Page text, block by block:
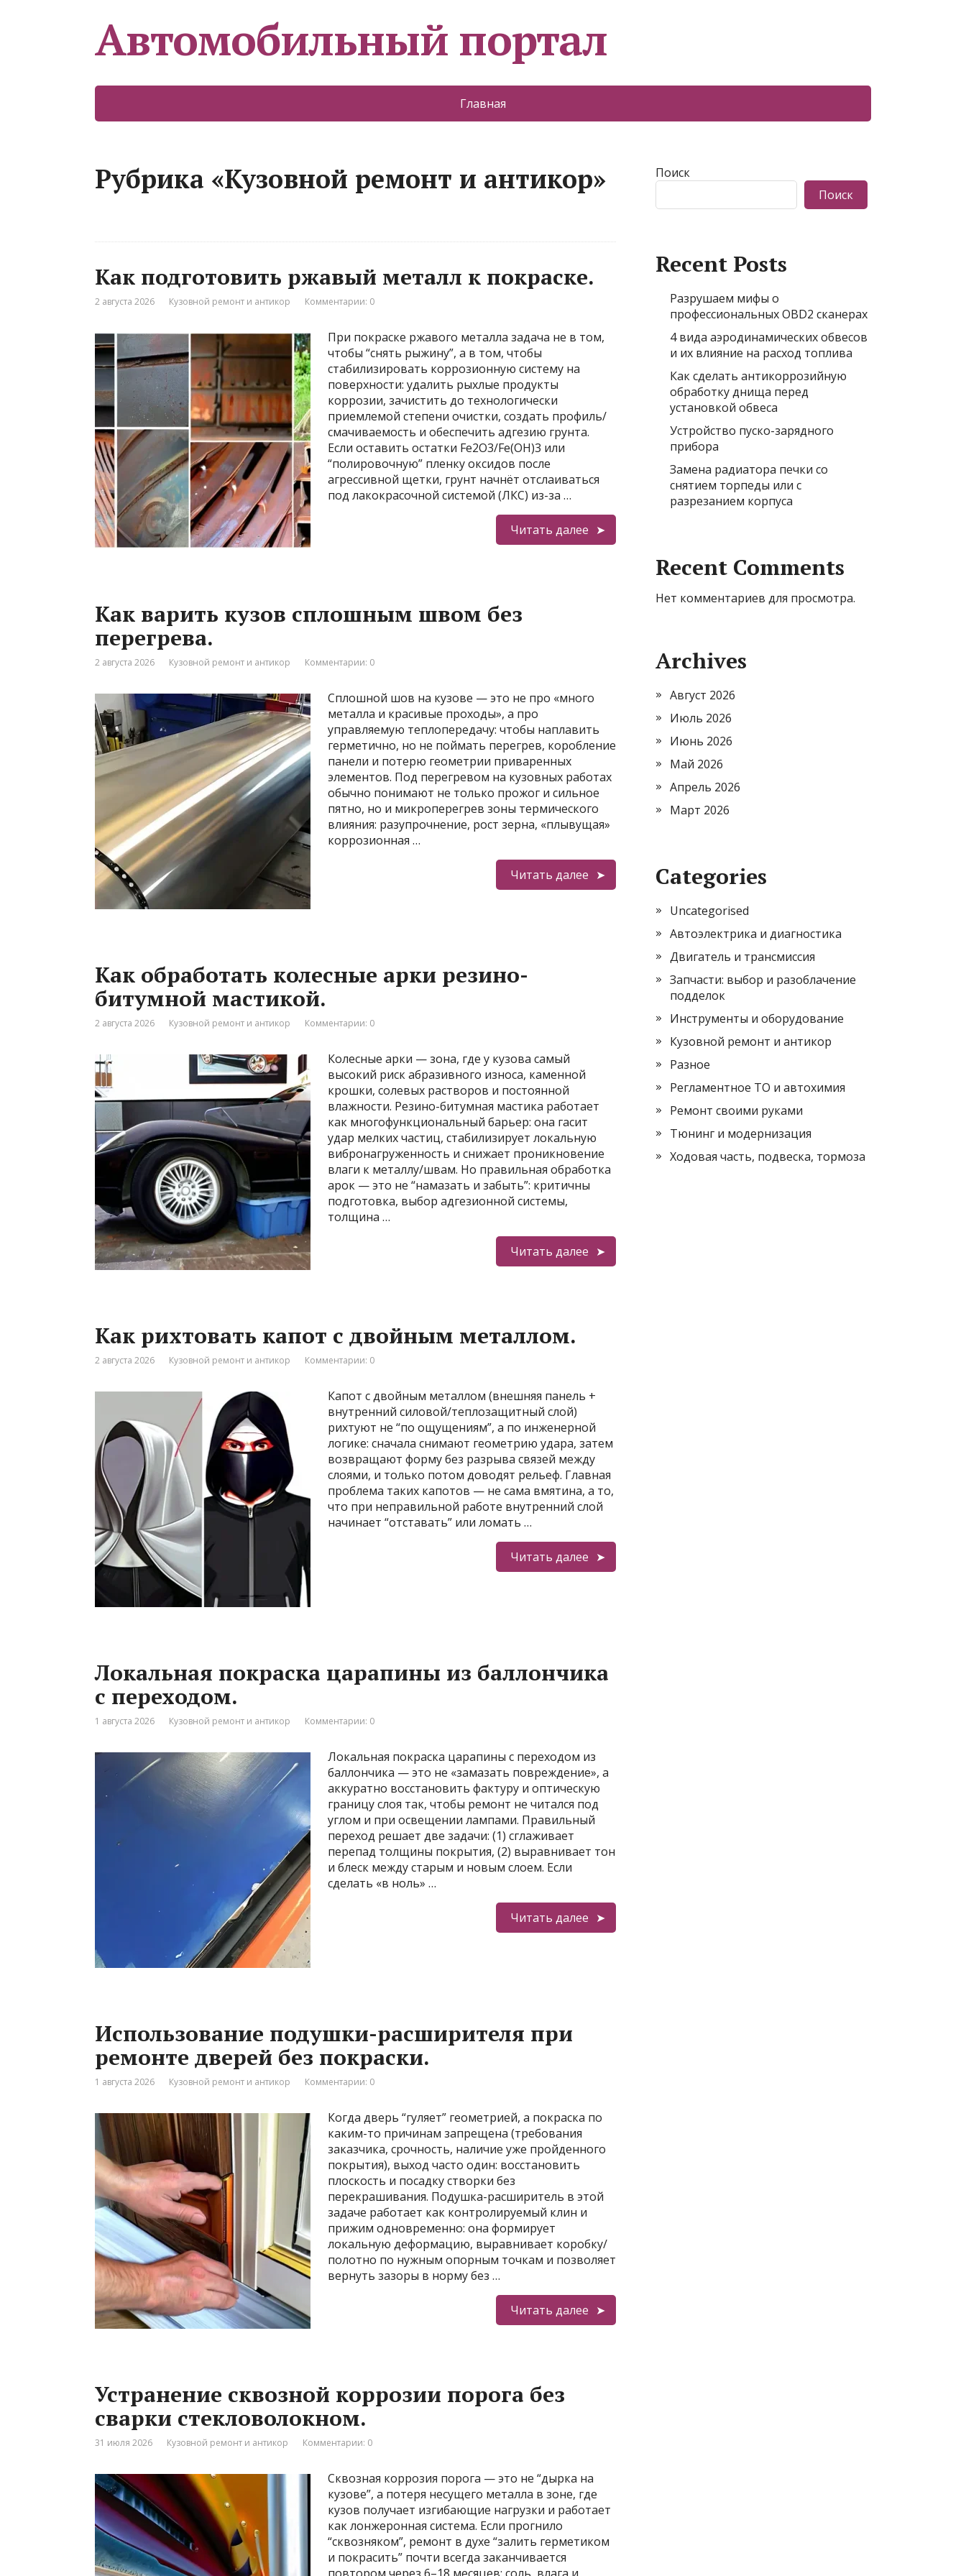
Автомобильный портал
Главная
Рубрика «Кузовной ремонт и антикор»
Как подготовить ржавый металл к покраске.
2 августа 2026 Кузовной ремонт и антикор Комментарии: 0
При покраске ржавого металла задача не в том,
чтобы “снять рыжину”, а в том, чтобы
стабилизировать коррозионную систему на
поверхности: удалить рыхлые продукты
коррозии, зачистить до технологически
приемлемой степени очистки, создать профиль/
смачиваемость и обеспечить адгезию грунта.
Если оставить остатки Fe2O3/Fe(OH)3 или
“полировочную” пленку оксидов после
агрессивной щетки, грунт начнёт отслаиваться
под лакокрасочной системой (ЛКС) из-за …
Читать далее
Как варить кузов сплошным швом без
перегрева.
2 августа 2026 Кузовной ремонт и антикор Комментарии: 0
Сплошной шов на кузове — это не про «много
металла и красивые проходы», а про
управляемую теплопередачу: чтобы наплавить
герметично, но не поймать перегрев, коробление
панели и потерю геометрии приваренных
элементов. Под перегревом на кузовных работах
обычно понимают не только прожог и сильное
пятно, но и микроперегрев зоны термического
влияния: разупрочнение, рост зерна, «плывущая»
коррозионная …
Читать далее
Как обработать колесные арки резино-
битумной мастикой.
2 августа 2026 Кузовной ремонт и антикор Комментарии: 0
Колесные арки — зона, где у кузова самый
высокий риск абразивного износа, каменной
крошки, солевых растворов и постоянной
влажности. Резино-битумная мастика работает
как многофункциональный барьер: она гасит
удар мелких частиц, стабилизирует локальную
вибронагруженность и снижает проникновение
влаги к металлу/швам. Но правильная обработка
арок — это не “намазать и забыть”: критичны
подготовка, выбор адгезионной системы,
толщина …
Читать далее
Как рихтовать капот с двойным металлом.
2 августа 2026 Кузовной ремонт и антикор Комментарии: 0
Капот с двойным металлом (внешняя панель +
внутренний силовой/теплозащитный слой)
рихтуют не “по ощущениям”, а по инженерной
логике: сначала снимают геометрию удара, затем
возвращают форму без разрыва связей между
слоями, и только потом доводят рельеф. Главная
проблема таких капотов — не сама вмятина, а то,
что при неправильной работе внутренний слой
начинает “отставать” или ломать …
Читать далее
Локальная покраска царапины из баллончика
с переходом.
1 августа 2026 Кузовной ремонт и антикор Комментарии: 0
Локальная покраска царапины с переходом из
баллончика — это не «замазать повреждение», а
аккуратно восстановить фактуру и оптическую
границу слоя так, чтобы ремонт не читался под
углом и при освещении лампами. Правильный
переход решает две задачи: (1) сглаживает
перепад толщины покрытия, (2) выравнивает тон
и блеск между старым и новым слоем. Если
сделать «в ноль» …
Читать далее
Использование подушки-расширителя при
ремонте дверей без покраски.
1 августа 2026 Кузовной ремонт и антикор Комментарии: 0
Когда дверь “гуляет” геометрией, а покраска по
каким-то причинам запрещена (требования
заказчика, срочность, наличие уже пройденного
покрытия), выход часто один: восстановить
плоскость и посадку створки без
перекрашивания. Подушка-расширитель в этой
задаче работает как контролируемый клин и
прижим одновременно: она формирует
локальную деформацию, выравнивает коробку/
полотно по нужным опорным точкам и позволяет
вернуть зазоры в норму без …
Читать далее
Устранение сквозной коррозии порога без
сварки стекловолокном.
31 июля 2026 Кузовной ремонт и антикор Комментарии: 0
Сквозная коррозия порога — это не “дырка на
кузове”, а потеря несущего металла в зоне, где
кузов получает изгибающие нагрузки и работает
как лонжеронная система. Если прогнило
“сквозняком”, ремонт в духе “залить герметиком
и покрасить” почти всегда заканчивается
Поиск
Поиск
Recent Posts
Разрушаем мифы о
профессиональных OBD2 сканерах
4 вида аэродинамических обвесов
и их влияние на расход топлива
Как сделать антикоррозийную
обработку днища перед
установкой обвеса
Устройство пуско-зарядного
прибора
Замена радиатора печки со
снятием торпеды или с
разрезанием корпуса
Recent Comments
Нет комментариев для просмотра.
Archives
Август 2026
Июль 2026
Июнь 2026
Май 2026
Апрель 2026
Март 2026
Categories
Uncategorised
Автоэлектрика и диагностика
Двигатель и трансмиссия
Запчасти: выбор и разоблачение
подделок
Инструменты и оборудование
Кузовной ремонт и антикор
Разное
Регламентное ТО и автохимия
Ремонт своими руками
Тюнинг и модернизация
Ходовая часть, подвеска, тормоза